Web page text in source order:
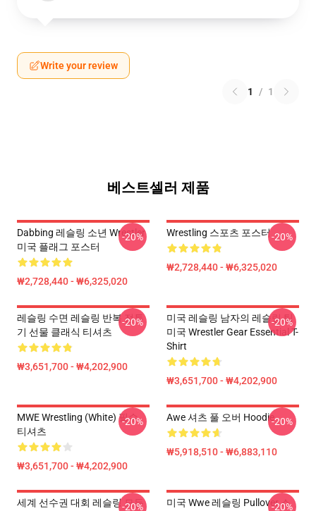
Write your review
1 / 1
베스트셀러 제품
Dabbing 레슬링 소년 Wrestler
미국 플래그 포스터
₩2,728,440 - ₩6,325,020
-20% Wrestling 스포츠 포스터
₩2,728,440 - ₩6,325,020
-20%
레슬링 수면 레슬링 반복 전투
기 선물 클래식 티셔츠
₩3,651,700 - ₩4,202,900
-20%
미국 레슬링 남자의 레슬링 팀
미국 Wrestler Gear Essential T-
Shirt
₩3,651,700 - ₩4,202,900
-20%
MWE Wrestling (White) 필수
티셔츠
₩3,651,700 - ₩4,202,900
-20% Awe 셔츠 풀 오버 Hoodie
₩5,918,510 - ₩6,883,110
-20%
세계 선수권 대회 레슬링 모든
-20%
미국 Wwe 레슬링 Pullover 스
-20%